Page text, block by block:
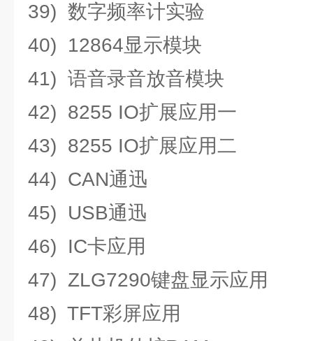
39) 数字频率计实验
40) 12864显示模块
41) 语音录音放音模块
42) 8255 IO扩展应用一
43) 8255 IO扩展应用二
44) CAN通迅
45) USB通迅
46) IC卡应用
47) ZLG7290键盘显示应用
48) TFT彩屏应用